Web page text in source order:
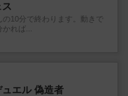
の10分で終わります。動きで
れば...
エル 偽造者